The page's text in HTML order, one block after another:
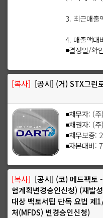
3. 최근매
4. 매출액
◾결정일/
[복사] [공시] (거) STX그린
◾채무자: (
◾채권자: (
◾채무보증:
◾자본대비:
[복사] [공시] (코) 메드팩토
험계획변경승인신청) (재발
대상 백토서팁 단독 요법 제
처(MFDS) 변경승인신청)